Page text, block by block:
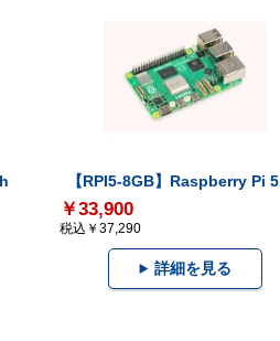
【RPI5-8GB】Raspberry Pi
￥33,900
税込￥37,290
詳細を見る